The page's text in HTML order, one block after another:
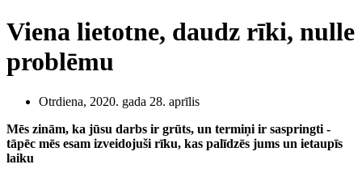
Viena lietotne, daudz rīki, nulle
problēmu
Otrdiena, 2020. gada 28. aprīlis
Mēs zinām, ka jūsu darbs ir grūts, un termiņi ir saspringti -
tāpēc mēs esam izveidojuši rīku, kas palīdzēs jums un ietaupīs
laiku